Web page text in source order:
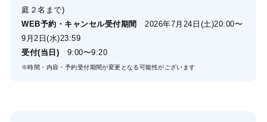
庭２名まで)
WEB予約・キャンセル受付期間
2026年7月24日(土)20:00〜
9月2日(水)23:59
受付(当日) 9:00〜9:20
※時間・内容・予約受付期間が変更となる可能性がございます